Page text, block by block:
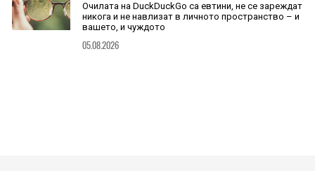
Очилата на DuckDuckGo са евтини, не се зареждат
никога и не навлизат в личното пространство – и
вашето, и чуждото
05.08.2026